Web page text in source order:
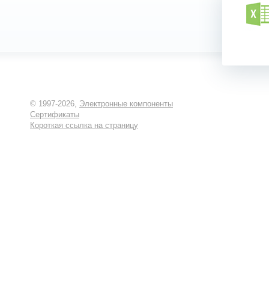
© 1997-2026, Электронные компоненты
Сертификаты
Короткая ссылка на страницу